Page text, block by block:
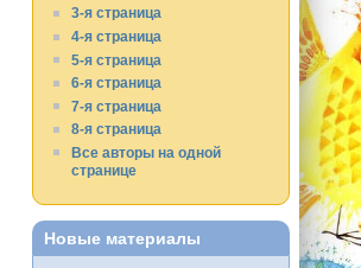
3-я страница
4-я страница
5-я страница
6-я страница
7-я страница
8-я страница
Все авторы на одной
странице
Новые материалы